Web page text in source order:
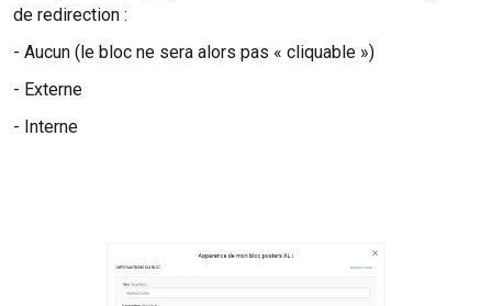
de redirection :
- Aucun (le bloc ne sera alors pas « cliquable »)
- Externe
- Interne